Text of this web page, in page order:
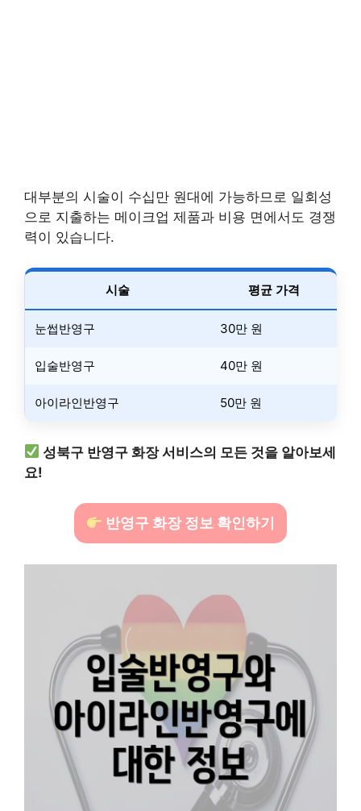
대부분의 시술이 수십만 원대에 가능하므로 일회성
으로 지출하는 메이크업 제품과 비용 면에서도 경쟁
력이 있습니다.
시술 평균 가격
눈썹반영구 30만 원
입술반영구 40만 원
아이라인반영구 50만 원
성북구 반영구 화장 서비스의 모든 것을 알아보세
요!
반영구 화장 정보 확인하기